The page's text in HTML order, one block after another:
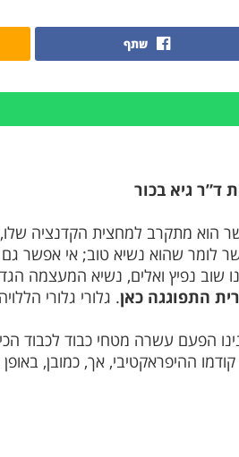
שתף
ד”ר גיא בכור
הוא מתקרב למחצית הקדנציה שלו,
לומר שהוא נשיא טוב; אי אפשר גם
שוב נפיץ ואלים, נשיא המעצמה
התפוגגה כאן. גלורי גלורי
הפעם עשרה מטחי כבוד לכבוד
ההיפראקטיבי, אך, כמובן,